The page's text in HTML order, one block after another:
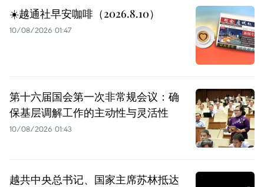
☀️越通社早安咖啡（2026.8.10）
10/08/2026 01:47
第十六届国会第一次非常规会议：确
保基层调解工作的主动性与灵活性
10/08/2026 01:43
越共中央总书记、国家主席苏林抵达